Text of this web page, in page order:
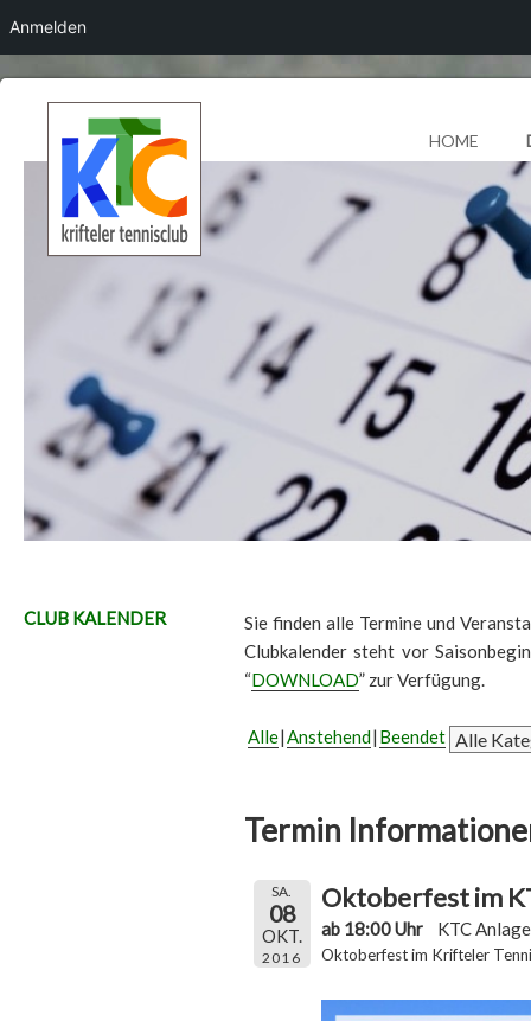
HOME
CLUB KALENDER
Sie finden alle Termine und
Clubkalender steht vor
“DOWNLOAD” zur Verfügung.
Alle Anstehend Beendet
Termin
SA.
08
OKT.
2016
Oktoberfest im
ab 18:00 Uhr KTC Anlage
Oktoberfest im Krifteler
Anmelden